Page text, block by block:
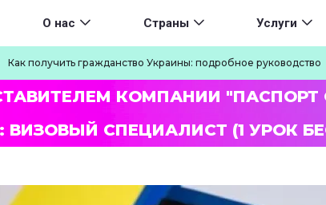
Main navigation
О нас Страны Услуги
Как получить гражданство Украины: подробное руководство
КОМПАНИИ
ВИЗОВЫЙ СПЕЦИАЛИСТ (1 УРОК